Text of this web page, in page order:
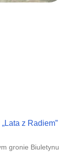
z Radiem”
gronie Biuletynu